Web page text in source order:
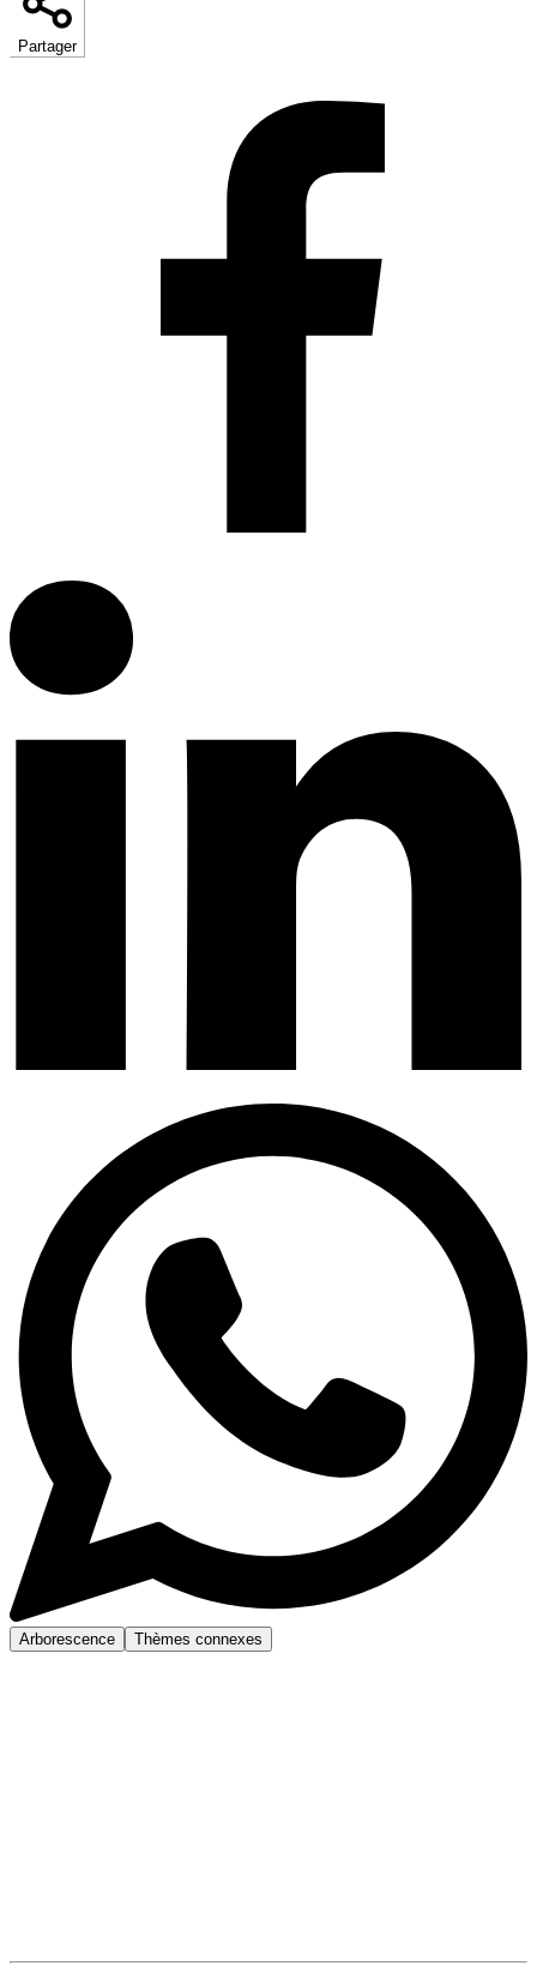
Partager
Arborescence Thèmes connexes